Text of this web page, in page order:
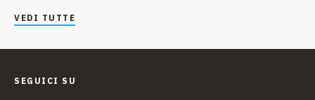
VEDI TUTTE
SEGUICI SU